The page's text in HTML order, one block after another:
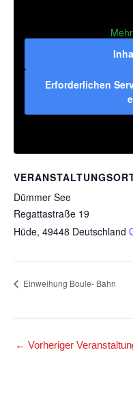
Dümmer See
Regattastraße 19
Hüde, 49448 Deutschland
Erforderlichen
Einweihung Boule- Bahn
← Vorheriger